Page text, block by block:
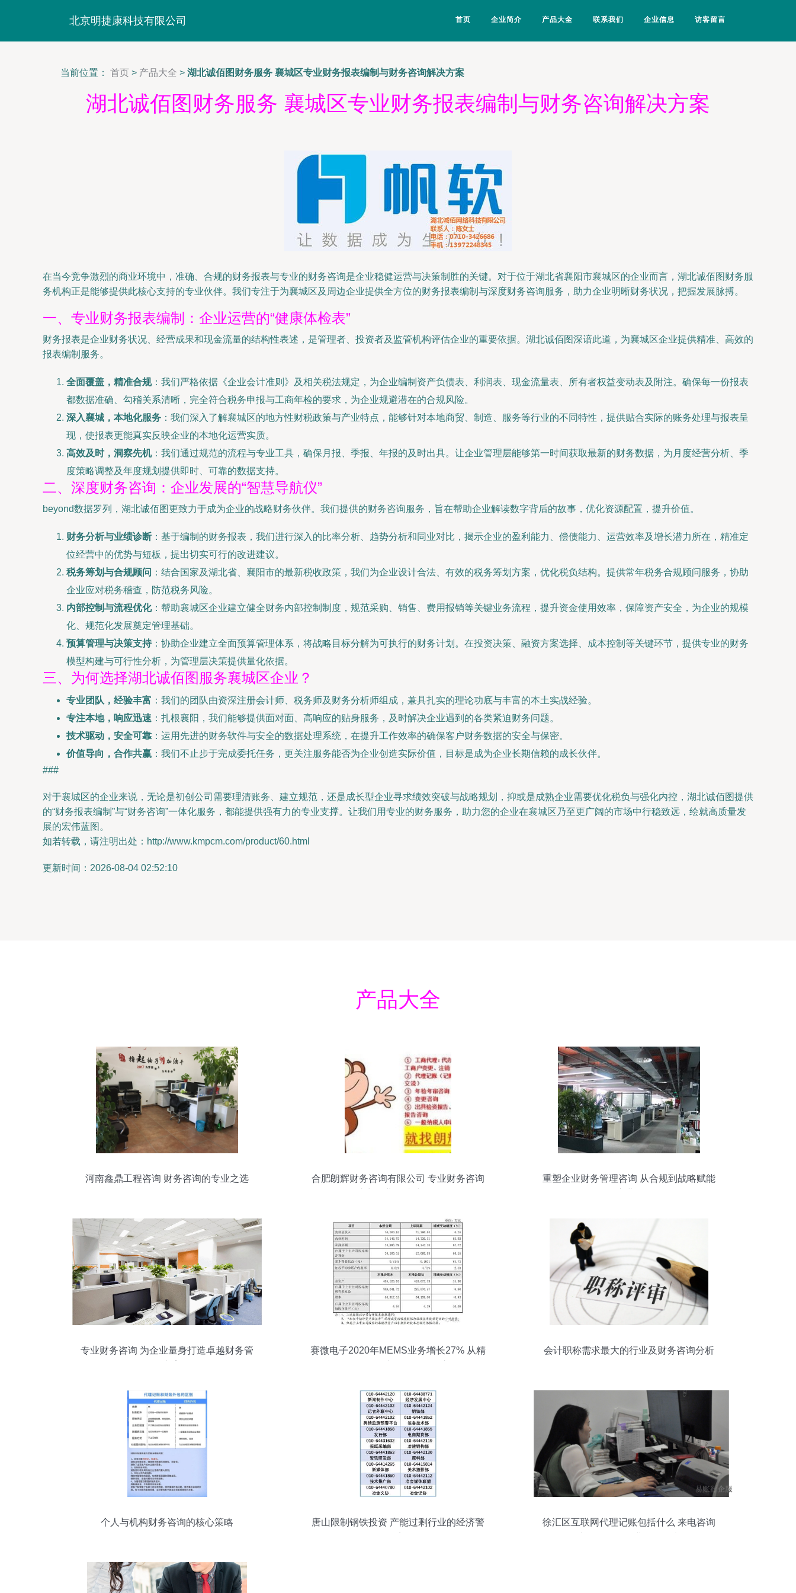
北京明捷康科技有限公司 首页 企业简介 产品大全 联系我们 企业信息 访客留言
当前位置： 首页 > 产品大全 > 湖北诚佰图财务服务 襄城区专业财务报表编制与财务咨询解决方案
湖北诚佰图财务服务 襄城区专业财务报表编制与财务咨询解决方案
在当今竞争激烈的商业环境中，准确、合规的财务报表与专业的财务咨询是企业稳健运营与决策制胜的关键。对于位于湖北省襄阳市襄城区的企业而言，湖北诚佰图财务服
务机构正是能够提供此核心支持的专业伙伴。我们专注于为襄城区及周边企业提供全方位的财务报表编制与深度财务咨询服务，助力企业明晰财务状况，把握发展脉搏。
一、专业财务报表编制：企业运营的“健康体检表”
财务报表是企业财务状况、经营成果和现金流量的结构性表述，是管理者、投资者及监管机构评估企业的重要依据。湖北诚佰图深谙此道，为襄城区企业提供精准、高效的
报表编制服务。
全面覆盖，精准合规：我们严格依据《企业会计准则》及相关税法规定，为企业编制资产负债表、利润表、现金流量表、所有者权益变动表及附注。确保每一份报表
都数据准确、勾稽关系清晰，完全符合税务申报与工商年检的要求，为企业规避潜在的合规风险。
深入襄城，本地化服务 ：我们深入了解襄城区的地方性财税政策与产业特点，能够针对本地商贸、制造、服务等行业的不同特性，提供贴合实际的账务处理与报表呈
现，使报表更能真实反映企业的本地化运营实质。
高效及时，洞察先机：我们通过规范的流程与专业工具，确保月报、季报、年报的及时出具。让企业管理层能够第一时间获取最新的财务数据，为月度经营分析、季
度策略调整及年度规划提供即时、可靠的数据支持。
二、深度财务咨询：企业发展的“智慧导航仪”
beyond数据罗列，湖北诚佰图更致力于成为企业的战略财务伙伴。我们提供的财务咨询服务，旨在帮助企业解读数字背后的故事，优化资源配置，提升价值。
财务分析与业绩诊断 ：基于编制的财务报表，我们进行深入的比率分析、趋势分析和同业对比，揭示企业的盈利能力、偿债能力、运营效率及增长潜力所在，精准定
位经营中的优势与短板，提出切实可行的改进建议。
税务筹划与合规顾问 ：结合国家及湖北省、襄阳市的最新税收政策，我们为企业设计合法、有效的税务筹划方案，优化税负结构。提供常年税务合规顾问服务，协助
企业应对税务稽查，防范税务风险。
内部控制与流程优化：帮助襄城区企业建立健全财务内部控制制度，规范采购、销售、费用报销等关键业务流程，提升资金使用效率，保障资产安全，为企业的规模
化、规范化发展奠定管理基础。
预算管理与决策支持：协助企业建立全面预算管理体系，将战略目标分解为可执行的财务计划。在投资决策、融资方案选择、成本控制等关键环节，提供专业的财务
模型构建与可行性分析，为管理层决策提供量化依据。
三、为何选择湖北诚佰图服务襄城区企业？
专业团队，经验丰富 ：我们的团队由资深注册会计师、税务师及财务分析师组成，兼具扎实的理论功底与丰富的本土实战经验。
专注本地，响应迅速 ：扎根襄阳，我们能够提供面对面、高响应的贴身服务，及时解决企业遇到的各类紧迫财务问题。
技术驱动，安全可靠 ：运用先进的财务软件与安全的数据处理系统，在提升工作效率的确保客户财务数据的安全与保密。
价值导向，合作共赢 ：我们不止步于完成委托任务，更关注服务能否为企业创造实际价值，目标是成为企业长期信赖的成长伙伴。
###
对于襄城区的企业来说，无论是初创公司需要理清账务、建立规范，还是成长型企业寻求绩效突破与战略规划，抑或是成熟企业需要优化税负与强化内控，湖北诚佰图提供
的“财务报表编制”与“财务咨询”一体化服务，都能提供强有力的专业支撑。让我们用专业的财务服务，助力您的企业在襄城区乃至更广阔的市场中行稳致远，绘就高质量发
展的宏伟蓝图。
如若转载，请注明出处：http://www.kmpcm.com/product/60.html
更新时间：2026-08-04 02:52:10
产品大全
河南鑫鼎工程咨询 财务咨询的专业之选
合肥朗辉财务咨询有限公司 专业财务咨询
重塑企业财务管理咨询 从合规到战略赋能
专业财务咨询 为企业量身打造卓越财务管
赛微电子2020年MEMS业务增长27% 从精
会计职称需求最大的行业及财务咨询分析
个人与机构财务咨询的核心策略
唐山限制钢铁投资 产能过剩行业的经济警
徐汇区互联网代理记账包括什么 来电咨询